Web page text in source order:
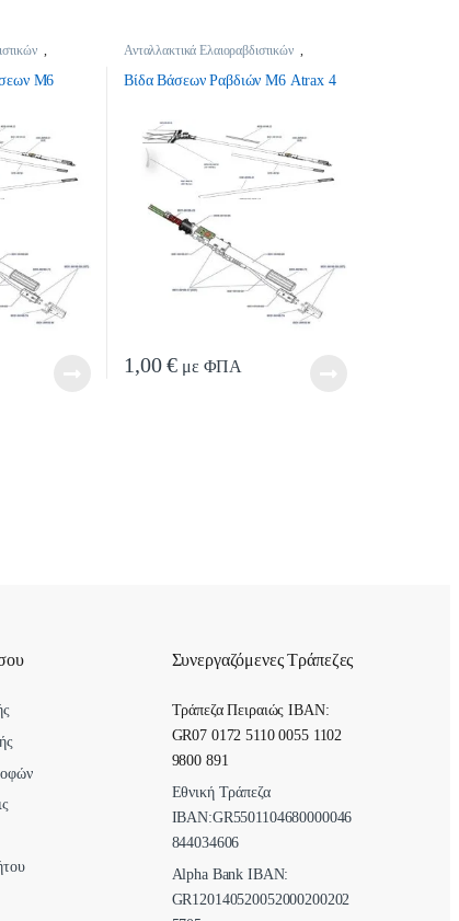
,
Μ6
Ανταλλακτικά Ελαιοραβδιστικών ,
Βίδα Βάσεων Ραβδιών Μ6 Atrax 4
1,00€ με ΦΠΑ
Συνεργαζόμενες Τράπεζες
Τράπεζα Πειραιώς IBAN:
GR07 0172 5110 0055 1102
9800 891
Εθνική Τράπεζα
ΙΒΑΝ:GR5501104680000046
844034606
Alpha Bank ΙΒΑΝ:
GR120140520052000200202